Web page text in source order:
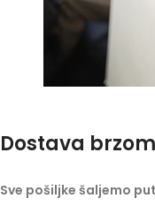
Dostava
Sve pošiljke šaljemo